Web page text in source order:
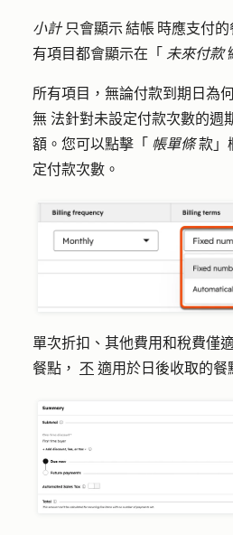
小計只會顯示 結帳 時應支付
有項目都會顯示在「 未來付款
所有項目，無論付款到期日為
無 法針對未設定付款次數的週
額。您可以點擊「 帳單條款」
定付款次數。
單次折扣、其他費用和稅費僅
餐點， 不 適用於日後收取的餐